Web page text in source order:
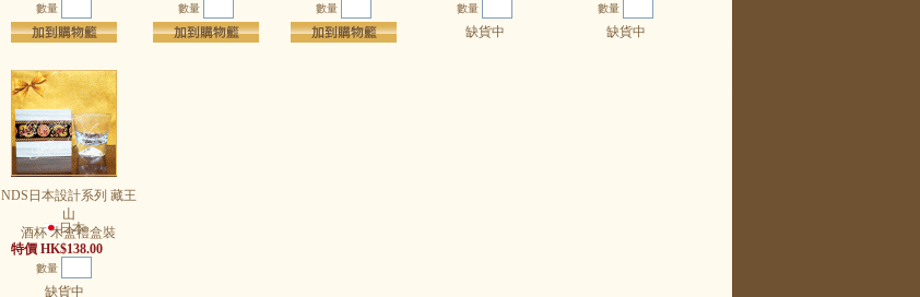
數量 數量 數量 數量
缺貨中
數量
缺貨中
NDS日本設計系列 藏王
山
酒杯 木盒禮盒裝
日本
特價 HK$138.00
數量
缺貨中